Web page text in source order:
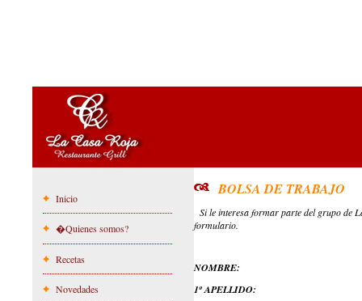
Inicio
�Quienes somos?
Recetas
Novedades
BOLSA DE TRABAJO
Si le interesa formar parte del grupo de
formulario.
NOMBRE:
1º APELLIDO: